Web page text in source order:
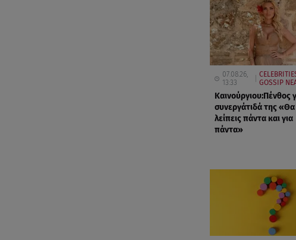
07.08.26,
13:33
GOSSIP
Καινούργιου:Πένθος
συνεργάτιδά της
λείπεις πάντα και για
πάντα»